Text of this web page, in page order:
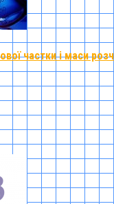
частки і маси